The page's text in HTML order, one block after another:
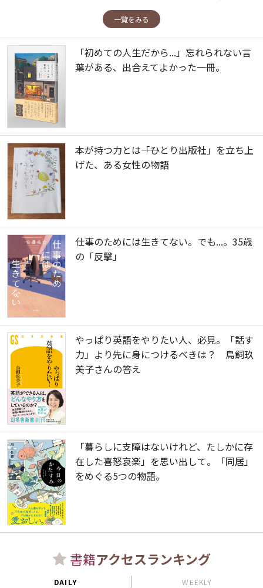
一覧をみる
「初めての人生だから...」忘れられない言
葉がある、出合えてよかった一冊。
本が持つ力とは――「ひとり出版社」を立ち上
げた、ある女性の物語
仕事のためには生きてない。でも...。35歳
の「反撃」
やっぱり英語をやりたい人、必見。「話す
力」より先に身につけるべきは？ 鳥飼玖
美子さんの答え
「暮らしに支障はないけれど、たしかに存
在した喜怒哀楽」を思い出して。「同居」
をめぐる5つの物語。
書籍アクセスランキング
DAILY WEEKLY